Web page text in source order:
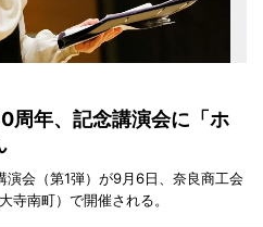
周年、記念講演会に「ホ
会（第1弾）が9月6日、奈良商工会
寺南町）で開催される。